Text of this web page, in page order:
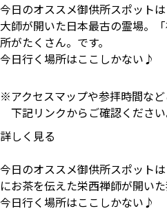
今日のオススメ御供所スポットは
大師が開いた日本最古の霊場。
所がたくさん。です。
今日行く場所はここしかない♪
アクセスマップや参拝時間な
下記リンクからご確認ください
詳しく見る
今日のオススメ御供所スポットは
にお茶を伝えた栄西禅師が開いた
今日行く場所はここしかない♪